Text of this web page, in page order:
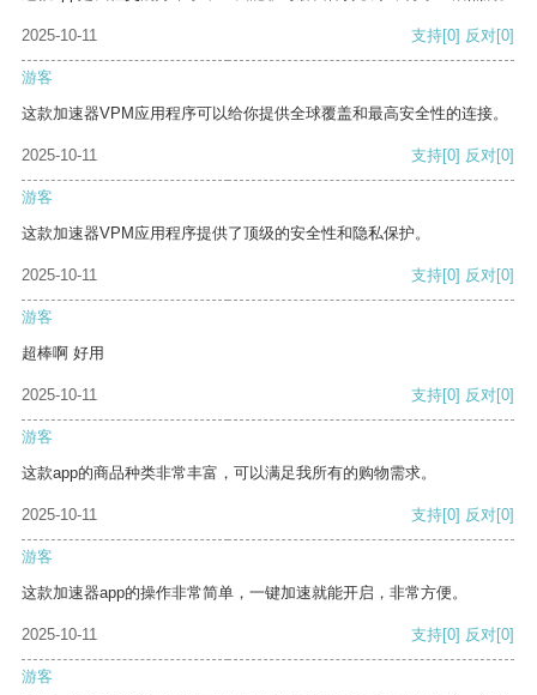
2025-10-11 支持[0] 反对[0]
游客
这款加速器VPM应用程序可以给你提供全球覆盖和最高安全性的连接。
2025-10-11 支持[0] 反对[0]
游客
这款加速器VPM应用程序提供了顶级的安全性和隐私保护。
2025-10-11 支持[0] 反对[0]
游客
超棒啊 好用
2025-10-11 支持[0] 反对[0]
游客
这款app的商品种类非常丰富，可以满足我所有的购物需求。
2025-10-11 支持[0] 反对[0]
游客
这款加速器app的操作非常简单，一键加速就能开启，非常方便。
2025-10-11 支持[0] 反对[0]
游客